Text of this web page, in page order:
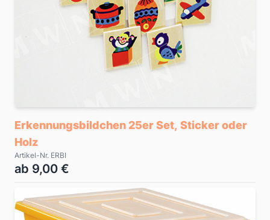
Erkennungsbildchen 25er Set, Sticker oder
Holz
Artikel-Nr. ERBI
ab 9,00 €